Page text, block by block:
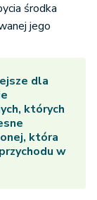
środka
jego
dla
których
która
w